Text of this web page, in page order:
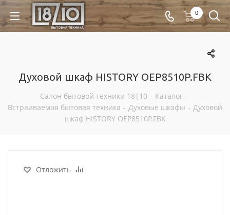
0
Духовой шкаф HISTORY OEP8510P.FBK
Салон бытовой техники 18|10 - Каталог -
Встраиваемая бытовая техника - Духовые шкафы - Духовой
шкаф HISTORY OEP8510P.FBK
Отложить